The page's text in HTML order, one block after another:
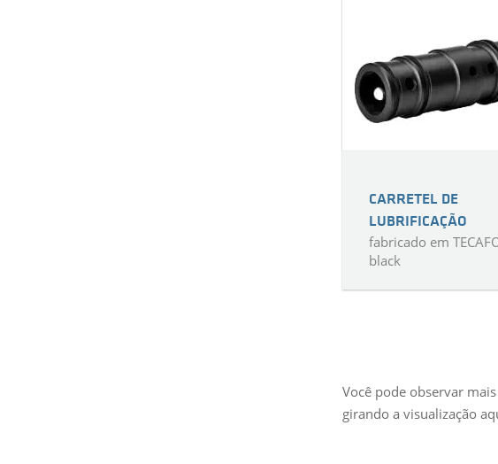
CARRETEL DE
LUBRIFICAÇÃO
fabricado em
black
Você pode observar
girando a visualização